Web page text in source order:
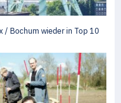
/ Bochum wieder in Top 10